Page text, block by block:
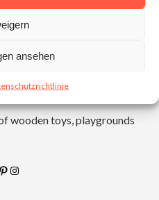
ansehen
wooden toys, playgrounds
Pinterest
Instagram